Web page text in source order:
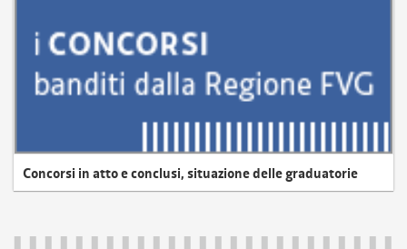
Concorsi in atto e conclusi, situazione delle graduatorie